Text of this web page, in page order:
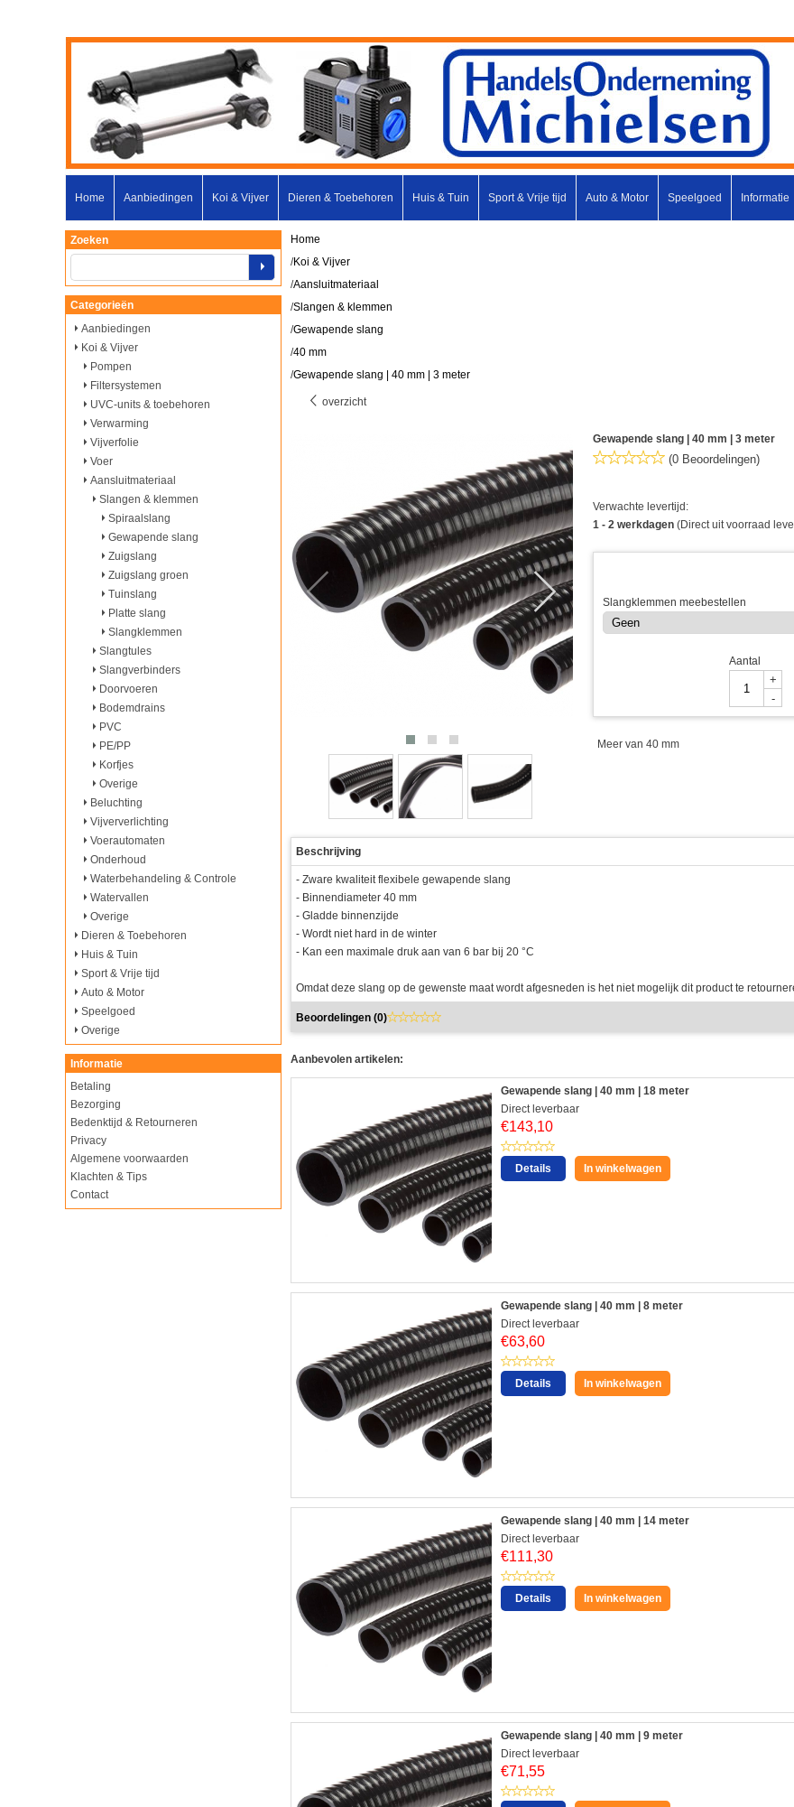
Home Aanbiedingen Koi & Vijver Dieren & Toebehoren Huis & Tuin Sport & Vrije tijd Auto & Motor Speelgoed Informatie
Zoeken
Categorieën
Aanbiedingen
Koi & Vijver
Pompen
Filtersystemen
UVC-units & toebehoren
Verwarming
Vijverfolie
Voer
Aansluitmateriaal
Slangen & klemmen
Spiraalslang
Gewapende slang
Zuigslang
Zuigslang groen
Tuinslang
Platte slang
Slangklemmen
Slangtules
Slangverbinders
Doorvoeren
Bodemdrains
PVC
PE/PP
Korfjes
Overige
Beluchting
Vijververlichting
Voerautomaten
Onderhoud
Waterbehandeling & Controle
Watervallen
Overige
Dieren & Toebehoren
Huis & Tuin
Sport & Vrije tijd
Auto & Motor
Speelgoed
Overige
Informatie
Betaling
Bezorging
Bedenktijd & Retourneren
Privacy
Algemene voorwaarden
Klachten & Tips
Contact
Home
/Koi & Vijver
/Aansluitmateriaal
/Slangen & klemmen
/Gewapende slang
/40 mm
/Gewapende slang | 40 mm | 3 meter
overzicht
Gewapende slang | 40 mm | 3 meter
(0 Beoordelingen)
Verwachte levertijd:
1 - 2 werkdagen (Direct uit voorraad
Slangklemmen meebestellen
Aantal
+
-
Meer van 40 mm
Beschrijving
- Zware kwaliteit flexibele gewapende slang
- Binnendiameter 40 mm
- Gladde binnenzijde
- Wordt niet hard in de winter
- Kan een maximale druk aan van 6 bar bij 20 °C
Omdat deze slang op de gewenste maat wordt afgesneden is het niet mogelijk dit product te
Beoordelingen (0)
Aanbevolen artikelen:
Gewapende slang | 40 mm | 18 meter
Direct leverbaar
€143,10
Details In winkelwagen
Gewapende slang | 40 mm | 8 meter
Direct leverbaar
€63,60
Details In winkelwagen
Gewapende slang | 40 mm | 14 meter
Direct leverbaar
€111,30
Details In winkelwagen
Gewapende slang | 40 mm | 9 meter
Direct leverbaar
€71,55